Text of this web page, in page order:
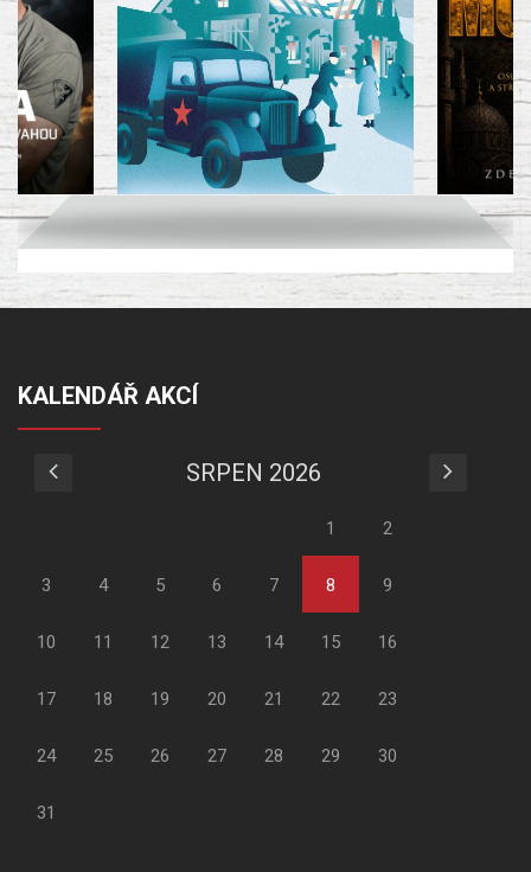
KALENDÁŘ AKCÍ
SRPEN 2026
1 2
3 4 5 6 7 8 9
10 11 12 13 14 15 16
17 18 19 20 21 22 23
24 25 26 27 28 29 30
31